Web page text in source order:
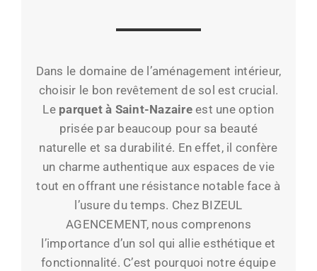
Dans le domaine de l’aménagement intérieur,
choisir le bon revêtement de sol est crucial.
Le parquet à Saint-Nazaireest une option
prisée par beaucoup pour sa beauté
naturelle et sa durabilité. En effet, il confère
un charme authentique aux espaces de vie
tout en offrant une résistance notable face à
l’usure du temps. Chez BIZEUL
AGENCEMENT, nous comprenons
l’importance d’un sol qui allie esthétique et
fonctionnalité. C’est pourquoi notre équipe